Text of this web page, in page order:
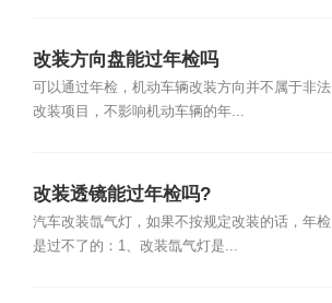
改装方向盘能过年检吗
可以通过年检，机动车辆改装方向并不属于非法
改装项目，不影响机动车辆的年...
改装透镜能过年检吗?
汽车改装氙气灯，如果不按规定改装的话，年检
是过不了的：1、改装氙气灯是...